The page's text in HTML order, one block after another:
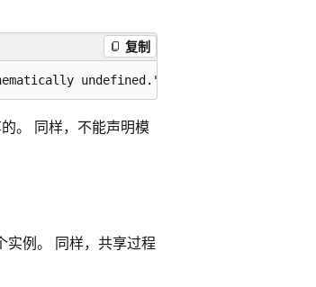
复制
。 同样，不能声明模
实例。 同样，共享过程